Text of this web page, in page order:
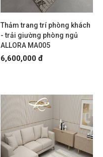
Thảm trang trí phòng khách
- trải giường phòng ngủ
ALLORA MA005
6,600,000 đ